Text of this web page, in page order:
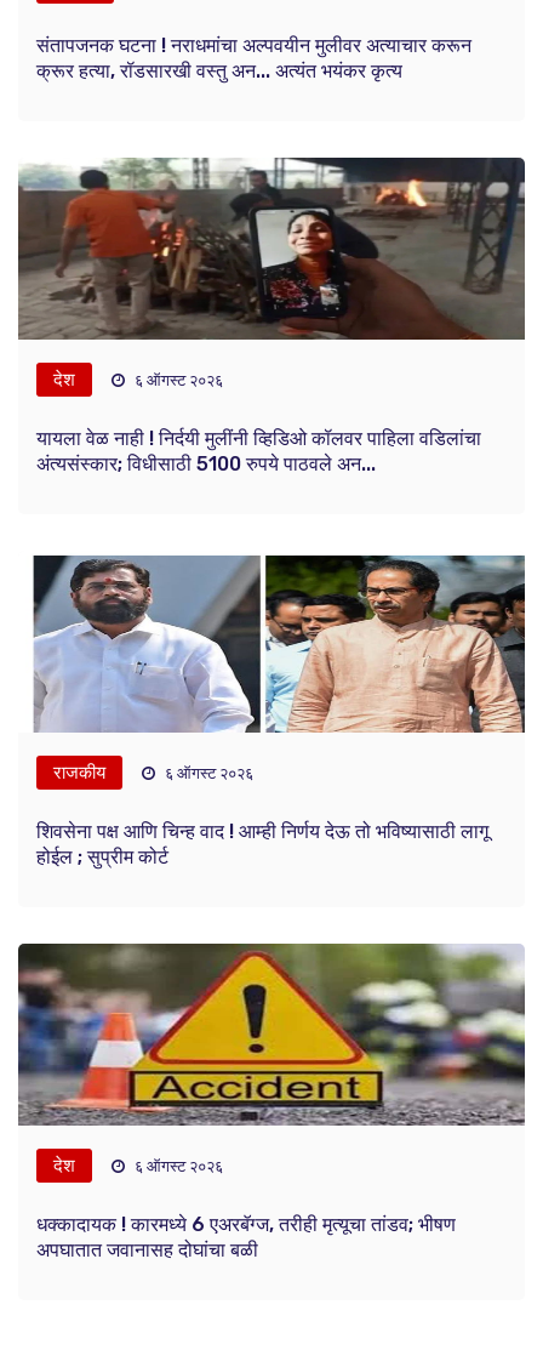
संतापजनक घटना ! नराधमांचा अल्पवयीन मुलीवर अत्याचार करून
क्रूर हत्या, रॉडसारखी वस्तु अन... अत्यंत भयंकर कृत्य
देश ६ ऑगस्ट २०२६
यायला वेळ नाही ! निर्दयी मुलींनी व्हिडिओ कॉलवर पाहिला वडिलांचा
अंत्यसंस्कार; विधीसाठी 5100 रुपये पाठवले अन...
राजकीय ६ ऑगस्ट २०२६
शिवसेना पक्ष आणि चिन्ह वाद ! आम्ही निर्णय देऊ तो भविष्यासाठी लागू
होईल ; सुप्रीम कोर्ट
देश ६ ऑगस्ट २०२६
धक्कादायक ! कारमध्ये 6 एअरबॅग्ज, तरीही मृत्यूचा तांडव; भीषण
अपघातात जवानासह दोघांचा बळी